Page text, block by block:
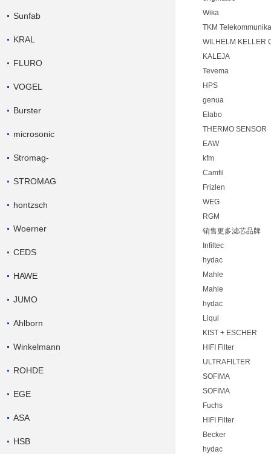
Sunfab
KRAL
FLURO
VOGEL
Burster
microsonic
Stromag-
STROMAG
hontzsch
Woerner
CEDS
HAWE
JUMO
Ahlborn
Winkelmann
ROHDE
EGE
ASA
HSB
Wika
TKM
WILHELM KELLER
KALEJA
Tevema
HPS
genua
Elabo
THERMO SENSOR
EAW
kfm
Camfil
Frizlen
WEG
RGM
销售更多滤芯品牌
Infiltec
hydac
Mahle
Mahle
hydac
Liqui
KIST + ESCHER
HIFI Filter
ULTRAFILTER
SOFIMA
SOFIMA
Fuchs
HIFI Filter
Becker
hydac